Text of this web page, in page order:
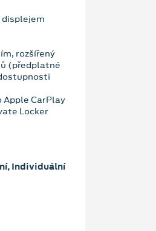
displejem
rozšířený
(předplatné
Apple CarPlay
Locker
Individuální